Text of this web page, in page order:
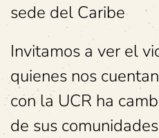
sede del Caribe
Invitamos a ver el
quienes nos
con la UCR ha
de sus